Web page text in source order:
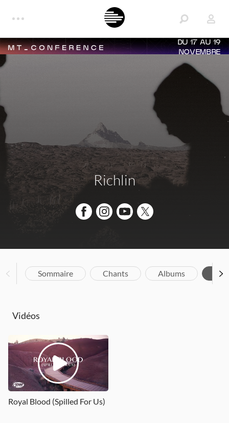
DU 17 AU 19
NOVEMBRE
Richlin
Sommaire Chants Albums
Vidéos
Royal Blood (Spilled For Us)